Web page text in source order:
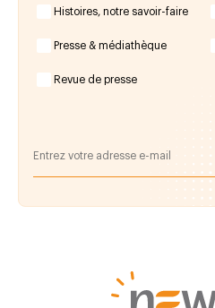
Histoires, notre savoir-faire
Presse & médiathèque
Revue de presse